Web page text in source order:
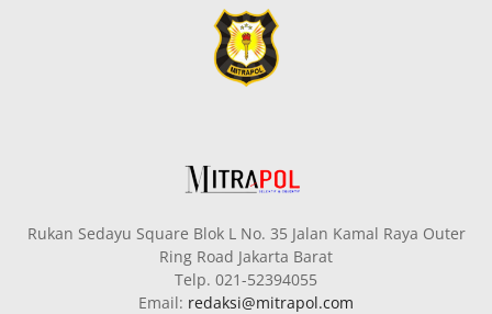
Rukan Sedayu Square Blok L No. 35 Jalan Kamal Raya Outer
Ring Road Jakarta Barat
Telp. 021-52394055
Email: redaksi@mitrapol.com